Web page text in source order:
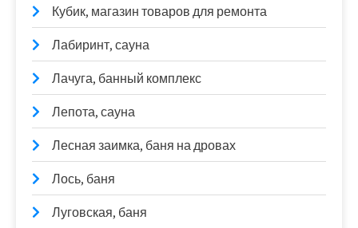
Кубик, магазин товаров для ремонта
Лабиринт, сауна
Лачуга, банный комплекс
Лепота, сауна
Лесная заимка, баня на дровах
Лось, баня
Луговская, баня